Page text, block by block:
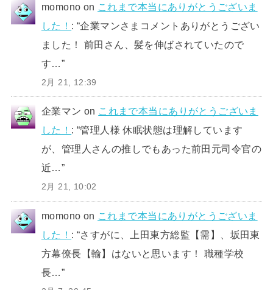
momono on これまで本当にありがとうございま
した！ : “企業マンさまコメントありがとうござい
ました！ 前田さん、髪を伸ばされていたので
す…”
2月 21, 12:39
企業マン on これまで本当にありがとうございま
した！ : “管理人様 休眠状態は理解しています
が、管理人さんの推しでもあった前田元司令官の
近…”
2月 21, 10:02
momono on これまで本当にありがとうございま
した！ : “さすがに、上田東方総監【需】、坂田東
方幕僚長【輸】はないと思います！ 職種学校
長…”